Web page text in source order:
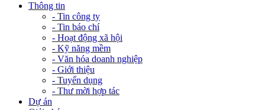
Thông tin
- Tin công ty
- Tin báo chí
- Hoạt động xã hội
- Kỹ năng mềm
- Văn hóa doanh nghiệp
- Giới thiệu
- Tuyển dụng
- Thư mời hợp tác
Dự án